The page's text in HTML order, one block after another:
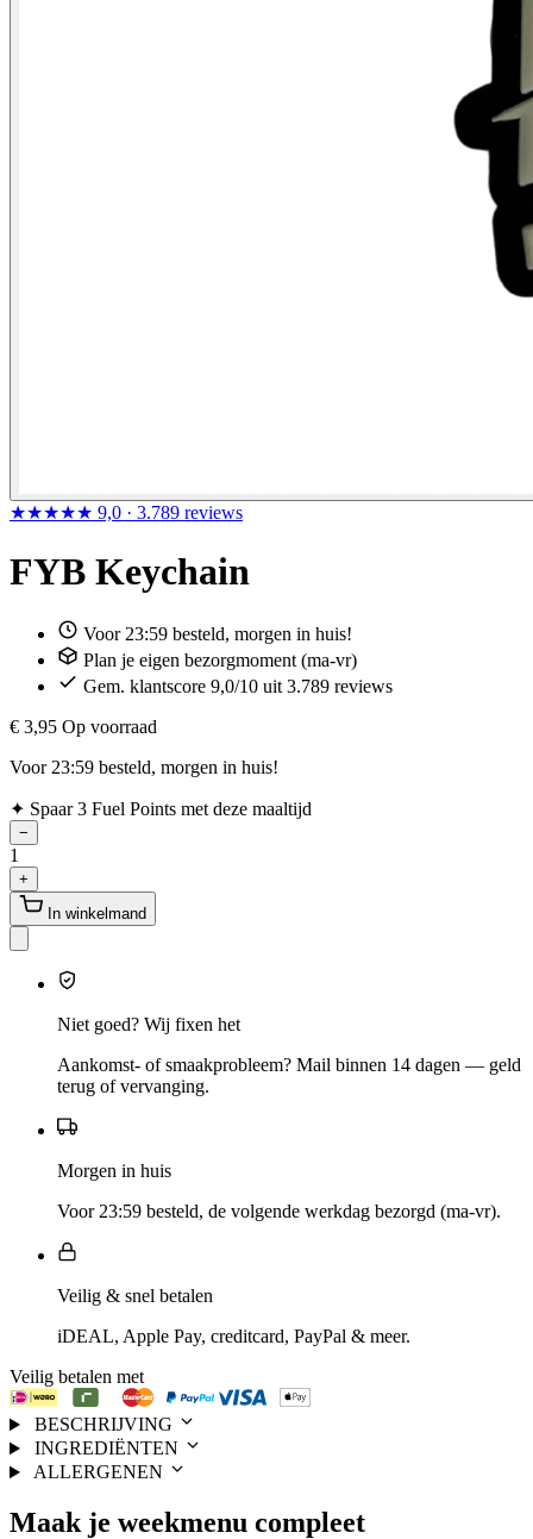
★★★★★ 9,0 · 3.789 reviews
FYB Keychain
Voor 23:59 besteld, morgen in huis!
Plan je eigen bezorgmoment (ma-vr)
Gem. klantscore 9,0/10 uit 3.789 reviews
€ 3,95 Op voorraad
Voor 23:59 besteld, morgen in huis!
✦ Spaar 3 Fuel Points met deze maaltijd
−
1
+
In winkelmand
Niet goed? Wij fixen het
Aankomst- of smaakprobleem? Mail binnen 14 dagen — geld
terug of vervanging.
Morgen in huis
Voor 23:59 besteld, de volgende werkdag bezorgd (ma-vr).
Veilig & snel betalen
iDEAL, Apple Pay, creditcard, PayPal & meer.
Veilig betalen met
BESCHRIJVING
INGREDIËNTEN
ALLERGENEN
Maak je weekmenu compleet